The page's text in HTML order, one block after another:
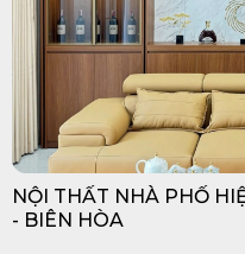
NỘI THẤT NHÀ PHỐ
- BIÊN HÒA